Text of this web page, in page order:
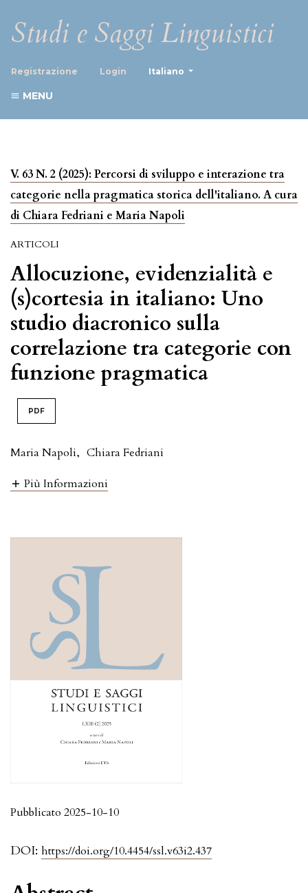
Studi e Saggi Linguistici
Registrazione Login Italiano
MENU
V. 63 N. 2 (2025): Percorsi di sviluppo e interazione tra
categorie nella pragmatica storica dell'italiano. A cura
di Chiara Fedriani e Maria Napoli
ARTICOLI
Allocuzione, evidenzialità e
(s)cortesia in italiano: Uno
studio diacronico sulla
correlazione tra categorie con
funzione pragmatica
PDF
Maria Napoli, Chiara Fedriani
Più Informazioni
DOI: https://doi.org/10.4454/ssl.v63i2.437
Pubblicato 2025-10-10